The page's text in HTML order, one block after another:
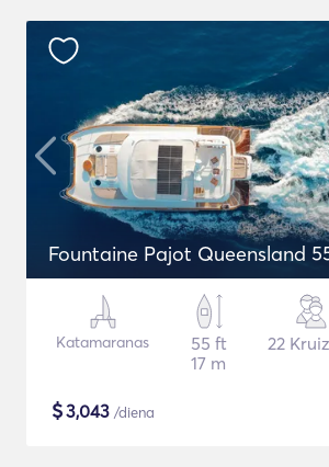
Fountaine Pajot Queensland
Katamaranas
55 ft
17 m
22
$3,043 /diena